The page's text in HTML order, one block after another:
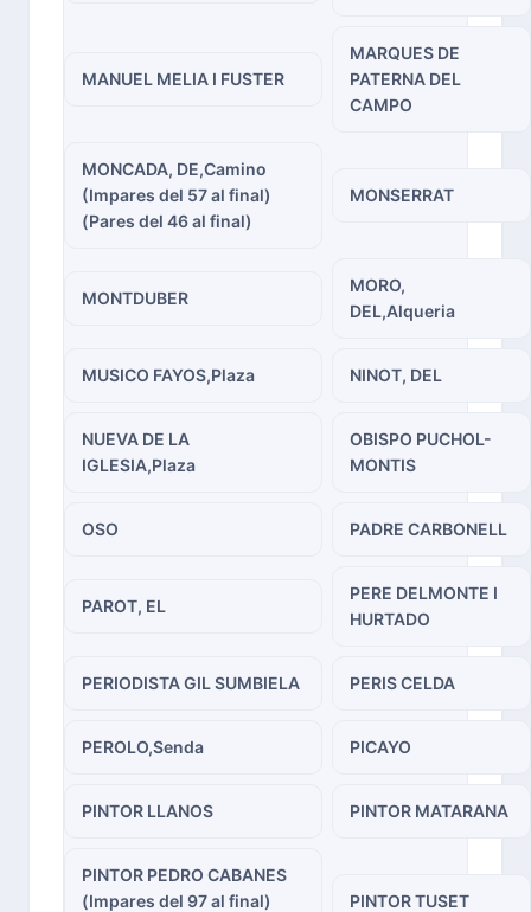
MANUEL MELIA I FUSTER
MARQUES DE
PATERNA DEL
CAMPO
MONCADA, DE,Camino
(Impares del 57 al final)
(Pares del 46 al final)
MONSERRAT
MONTDUBER
MORO,
DEL,Alqueria
MUSICO FAYOS,Plaza NINOT, DEL
NUEVA DE LA
IGLESIA,Plaza
OBISPO PUCHOL-
MONTIS
OSO PADRE CARBONELL
PAROT, EL
PERE DELMONTE I
HURTADO
PERIODISTA GIL SUMBIELA PERIS CELDA
PEROLO,Senda PICAYO
PINTOR LLANOS PINTOR MATARANA
PINTOR PEDRO CABANES
(Impares del 97 al final)
PINTOR TUSET